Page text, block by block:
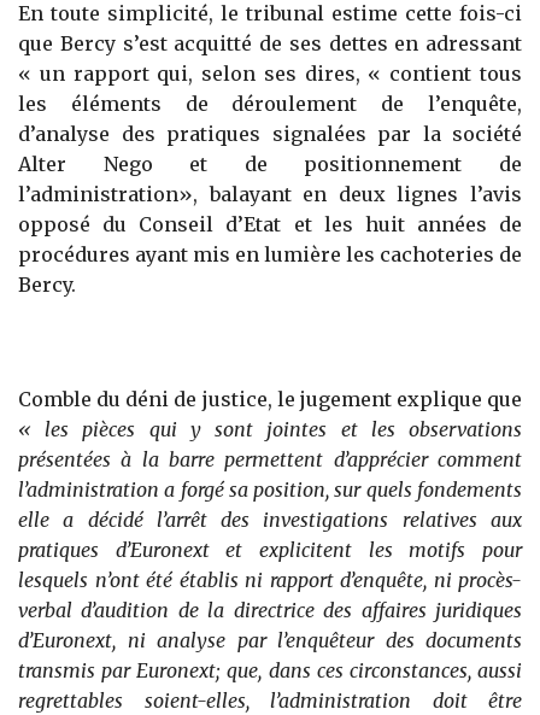
En toute simplicité, le tribunal estime cette fois-ci
que Bercy s’est acquitté de ses dettes en adressant
« un rapport qui, selon ses dires, « contient tous
les éléments de déroulement de l’enquête,
d’analyse des pratiques signalées par la société
Alter Nego et de positionnement de
l’administration», balayant en deux lignes l’avis
opposé du Conseil d’Etat et les huit années de
procédures ayant mis en lumière les cachoteries de
Bercy.
Comble du déni de justice, le jugement explique que
« les pièces qui y sont jointes et les observations
présentées à la barre permettent d’apprécier comment
l’administration a forgé sa position, sur quels fondements
elle a décidé l’arrêt des investigations relatives aux
pratiques d’Euronext et explicitent les motifs pour
lesquels n’ont été établis ni rapport d’enquête, ni procès-
verbal d’audition de la directrice des affaires juridiques
d’Euronext, ni analyse par l’enquêteur des documents
transmis par Euronext; que, dans ces circonstances, aussi
regrettables soient-elles, l’administration doit être